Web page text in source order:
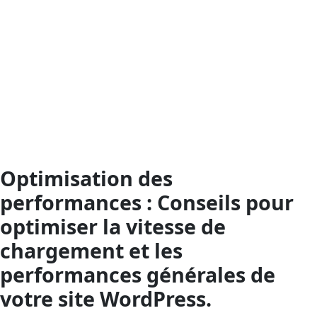
Optimisation des
performances : Conseils pour
optimiser la vitesse de
chargement et les
performances générales de
votre site WordPress.